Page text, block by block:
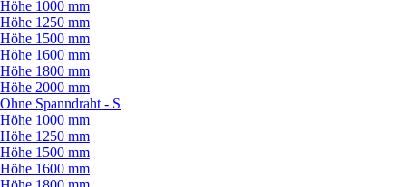
Höhe 1000 mm
Höhe 1250 mm
Höhe 1500 mm
Höhe 1600 mm
Höhe 1800 mm
Höhe 2000 mm
Ohne Spanndraht - S
Höhe 1000 mm
Höhe 1250 mm
Höhe 1500 mm
Höhe 1600 mm